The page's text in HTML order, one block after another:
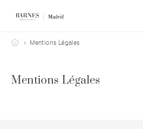
Barnes Madrid
Mentions Légales
Mentions Légales